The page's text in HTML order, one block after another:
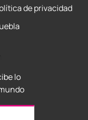
de privacidad
lo